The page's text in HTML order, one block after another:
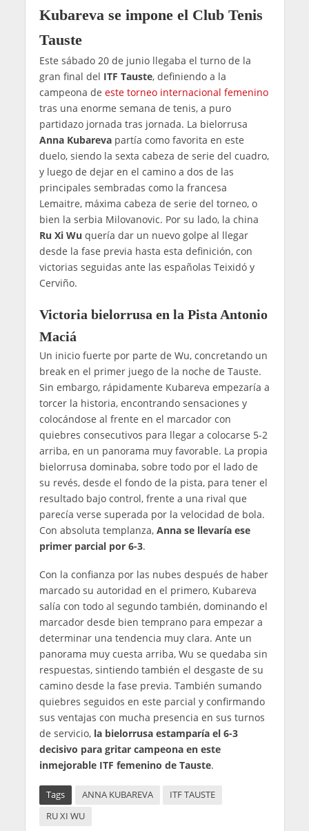
Kubareva se impone el Club Tenis
Tauste
Este sábado 20 de junio llegaba el turno de la
gran final del ITF Tauste, definiendo a la
campeona de este torneo internacional femenino
tras una enorme semana de tenis, a puro
partidazo jornada tras jornada. La bielorrusa
Anna Kubarevapartía como favorita en este
duelo, siendo la sexta cabeza de serie del cuadro,
y luego de dejar en el camino a dos de las
principales sembradas como la francesa
Lemaitre, máxima cabeza de serie del torneo, o
bien la serbia Milovanovic. Por su lado, la china
Ru Xi Wu quería dar un nuevo golpe al llegar
desde la fase previa hasta esta definición, con
victorias seguidas ante las españolas Teixidó y
Cerviño.
Victoria bielorrusa en la Pista Antonio
Maciá
Un inicio fuerte por parte de Wu, concretando un
break en el primer juego de la noche de Tauste.
Sin embargo, rápidamente Kubareva empezaría a
torcer la historia, encontrando sensaciones y
colocándose al frente en el marcador con
quiebres consecutivos para llegar a colocarse 5-2
arriba, en un panorama muy favorable. La propia
bielorrusa dominaba, sobre todo por el lado de
su revés, desde el fondo de la pista, para tener el
resultado bajo control, frente a una rival que
parecía verse superada por la velocidad de bola.
Con absoluta templanza, Anna se llevaría ese
primer parcial por 6-3.
Con la confianza por las nubes después de haber
marcado su autoridad en el primero, Kubareva
salía con todo al segundo también, dominando el
marcador desde bien temprano para empezar a
determinar una tendencia muy clara. Ante un
panorama muy cuesta arriba, Wu se quedaba sin
respuestas, sintiendo también el desgaste de su
camino desde la fase previa. También sumando
quiebres seguidos en este parcial y confirmando
sus ventajas con mucha presencia en sus turnos
de servicio, la bielorrusa estamparía el 6-3
decisivo para gritar campeona en este
inmejorable ITF femenino de Tauste.
Tags ANNA KUBAREVA
ITF TAUSTE
RU XI WU